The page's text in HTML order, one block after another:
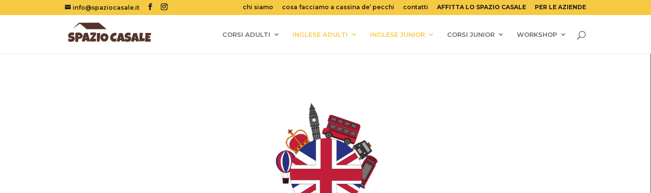
info@spaziocasale.it chi siamo cosa facciamo a cassina de’ pecchi contatti AFFITTA LO SPAZIO CASALE PER LE AZIENDE
CORSI ADULTI INGLESE ADULTI INGLESE JUNIOR CORSI JUNIOR WORKSHOP